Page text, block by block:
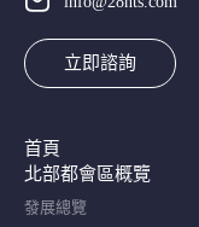
立即諮詢
首頁
北部都會區概覽​
發展總覽